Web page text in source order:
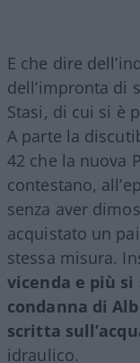
E che dire
dell’impronta di
Stasi, di cui si è
A parte la
42 che la nuova
contestano,
senza aver
acquistato un
stessa misura.
vicenda e più
condanna di
scritta
idraulico.